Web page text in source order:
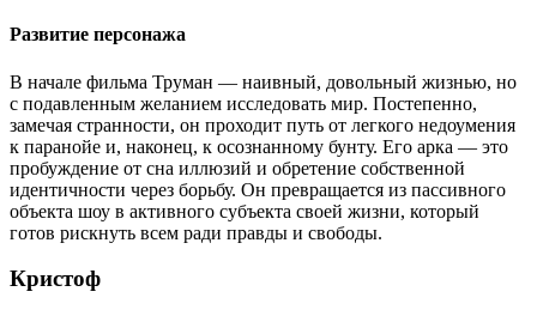
Развитие персонажа
В начале фильма Труман — наивный, довольный жизнью, но
с подавленным желанием исследовать мир. Постепенно,
замечая странности, он проходит путь от легкого недоумения
к паранойе и, наконец, к осознанному бунту. Его арка — это
пробуждение от сна иллюзий и обретение собственной
идентичности через борьбу. Он превращается из пассивного
объекта шоу в активного субъекта своей жизни, который
готов рискнуть всем ради правды и свободы.
Кристоф